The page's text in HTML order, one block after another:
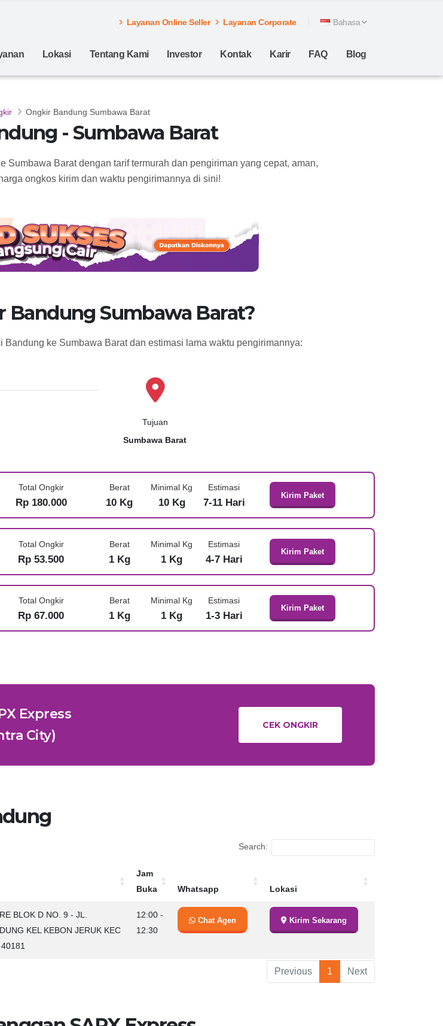
Layanan Online Seller Layanan Corporate Bahasa
Lokasi Tentang Kami Investor Kontak Karir FAQ Blog
Ongkir Bandung Sumbawa Barat
- Sumbawa Barat
Sumbawa Barat dengan tarif termurah dan pengiriman yang cepat, aman,
ongkos kirim dan waktu pengirimannya di sini!
Bandung Sumbawa Barat?
ke Sumbawa Barat dan estimasi lama waktu pengirimannya:
Tujuan
Sumbawa Barat
Total Ongkir
Rp 180.000
Berat
10 Kg
Minimal Kg
10 Kg
Estimasi
7-11 Hari
Kirim Paket
Total Ongkir
Rp 53.500
Berat
1 Kg
Minimal Kg
1 Kg
Estimasi
4-7 Hari
Kirim Paket
Total Ongkir
Rp 67.000
Berat
1 Kg
Minimal Kg
1 Kg
Estimasi
1-3 Hari
Kirim Paket
Express
City)
CEK ONGKIR
Search:
Jam
Buka
Whatsapp Lokasi
Jam
Buka
Whatsapp Lokasi
BLOK D NO. 9 - JL.
KEL KEBON JERUK KEC
12:00 -
12:30
Chat Agen Kirim Sekarang
Previous 1 Next